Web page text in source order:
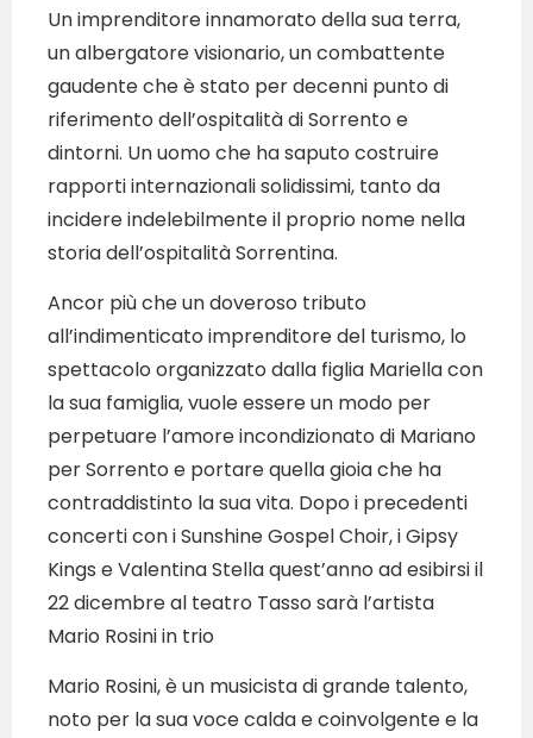
Un imprenditore innamorato della sua terra,
un albergatore visionario, un combattente
gaudente che è stato per decenni punto di
riferimento dell’ospitalità di Sorrento e
dintorni. Un uomo che ha saputo costruire
rapporti internazionali solidissimi, tanto da
incidere indelebilmente il proprio nome nella
storia dell’ospitalità Sorrentina.
Ancor più che un doveroso tributo
all’indimenticato imprenditore del turismo, lo
spettacolo organizzato dalla figlia Mariella con
la sua famiglia, vuole essere un modo per
perpetuare l’amore incondizionato di Mariano
per Sorrento e portare quella gioia che ha
contraddistinto la sua vita. Dopo i precedenti
concerti con i Sunshine Gospel Choir, i Gipsy
Kings e Valentina Stella quest’anno ad esibirsi il
22 dicembre al teatro Tasso sarà l’artista
Mario Rosini in trio
Mario Rosini, è un musicista di grande talento,
noto per la sua voce calda e coinvolgente e la